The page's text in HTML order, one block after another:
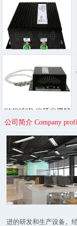
GM8038 光纤光栅解
调仪
GM8050D 光纤光栅解
调仪
公司简介 Company
进的研发和生产设备。